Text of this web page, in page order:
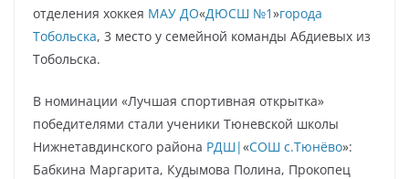
отделения хоккея МАУ ДО«ДЮСШ №1»города
Тобольска, 3 место у семейной команды Абдиевых из
Тобольска.
В номинации «Лучшая спортивная открытка»
победителями стали ученики Тюневской школы
Нижнетавдинского района РДШ|«СОШ с.Тюнёво»:
Бабкина Маргарита, Кудымова Полина, Прокопец